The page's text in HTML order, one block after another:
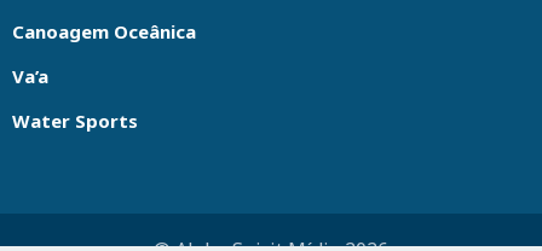
Canoagem Oceânica
Va’a
Water Sports